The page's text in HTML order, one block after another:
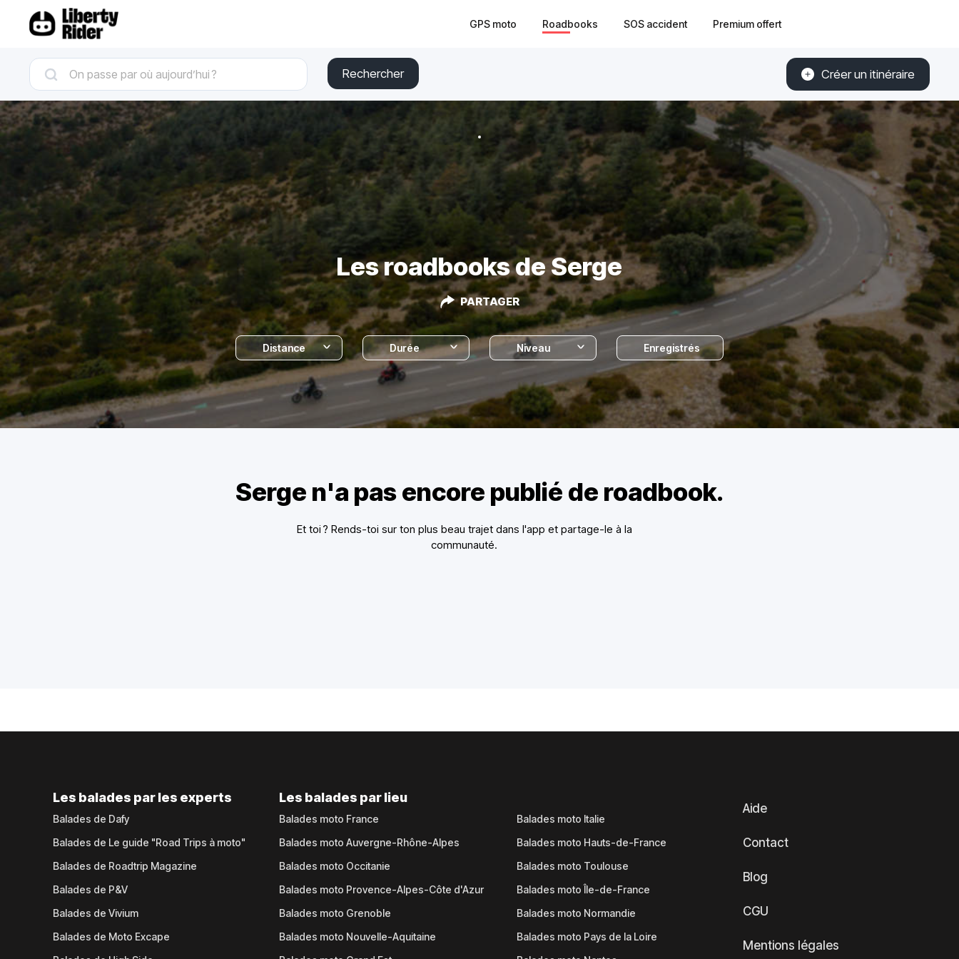
GPS moto Roadbooks SOS accident Premium offert
Rechercher Créer un itinéraire
Les roadbooks de Serge
PARTAGER
Distance Durée Niveau Enregistrés
Serge n'a pas encore publié de roadbook.
Et toi ? Rends-toi sur ton plus beau trajet dans l'app et partage-le à la
communauté.
Les balades par les experts
Balades de Dafy
Balades de Le guide "Road Trips à moto"
Balades de Roadtrip Magazine
Balades de P&V
Balades de Vivium
Balades de Moto Excape
Les balades par lieu
Balades moto France
Balades moto Auvergne-Rhône-Alpes
Balades moto Occitanie
Balades moto Provence-Alpes-Côte d'Azur
Balades moto Grenoble
Balades moto Nouvelle-Aquitaine
Balades moto Italie
Balades moto Hauts-de-France
Balades moto Toulouse
Balades moto Île-de-France
Balades moto Normandie
Balades moto Pays de la Loire
Aide
Contact
Blog
CGU
Mentions légales